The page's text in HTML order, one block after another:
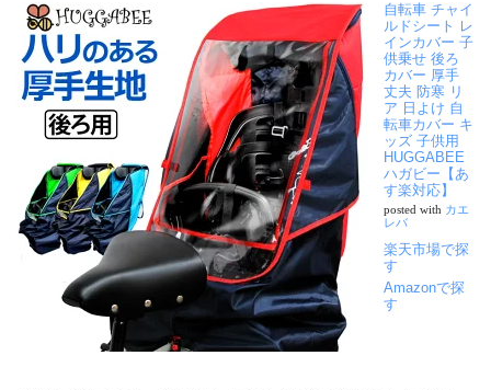
自転車 チャイ
ルドシート レ
インカバー 子
供乗せ 後ろ
カバー 厚手
丈夫 防寒 リ
ア 日よけ 自
転車カバー キ
ッズ 子供用
HUGGABEE
ハガビー【あ
す楽対応】
posted with カエ
レバ
楽天市場で探
す
Amazonで探
す